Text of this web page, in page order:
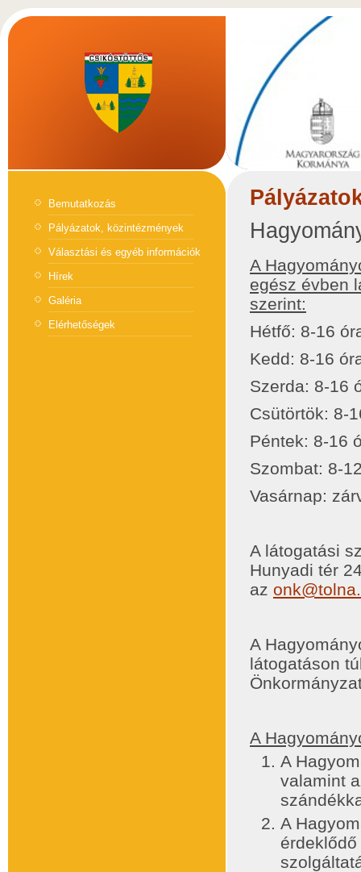
Bemutatkozás
Pályázatok, közintézmények
Választási és egyéb információk
Hírek
Galéria
Elérhetőségek
A
egész évben
szerint:
Hétfő: 8-16
Kedd: 8-16
Szerda: 8-16
Csütörtök: 8-
Péntek: 8-16
Szombat: 8-
Vasárnap:
A látogatási
Hunyadi tér
az
A
látogatáson
A
A
valamint
A